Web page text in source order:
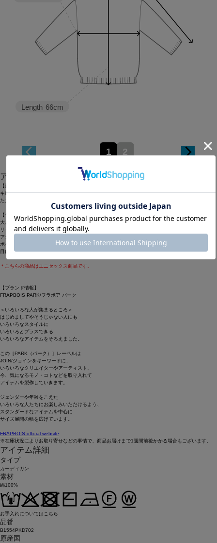
Length 66cm
1 2
アイテム説明
【素材】
キレイな表面感と綿特有の肌触りの良さ、適度な膨らみ感を持った糸を使ってハイゲージで編まれ
たカーディガン。
【デザイン】
大きくドロップした肩にワイドな身幅ながらコンパクト目な着丈でルーズ過ぎずにスッキリとした
リラックスシルエットをつくっているカーディガンは袖の配色や胸元の「パーキー」刺繍が程良い
アクセントになっています。
ポケットも付いていたり、袖周りにゆとりが有り、インナーを選ばずに羽織れるなど季節の変わり
目に便利なアイテムです。
＊こちらの商品はユニセックス商品です。
【ブランド情報】
FRAPBOIS PARK/フラボア パーク
＜いろいろな人が集まるところ＞
はじめましてやそうじゃない人にも
いろいろなスタイルに
いろいろとプラスできる
いろいろなアイテムをそろえました。
この［PARK（パーク）］レーベルは
JOIN/ジョインをキーワードに、
いろいろなクリエイターやアーティスト、
今、気になるモノ・コトなどを取り入れて
アイテムを製作していきます。
ジェンダーや年齢をこえた
いろいろな人たちにお楽しみいただけるよう、
スタンダードなアイテムを中心に
サイズ展開の幅を広げています。
FRAPBOIS official website
※在庫状況によりお取り寄せなどの事情で、商品お届けまで1週間前後かかる場合もございます。
アイテム詳細
タイプ
カーディガン
素材
綿100%
お手入れについてはこちら
品番
B1554PKD702
原産国